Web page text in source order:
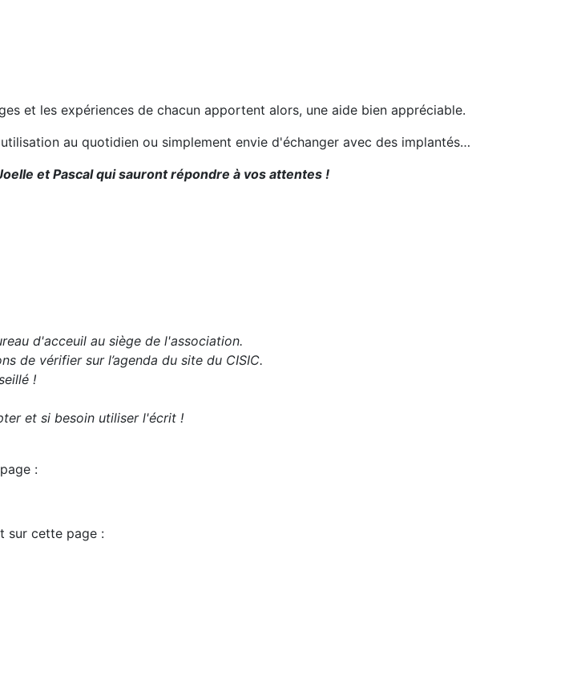
et les expériences de chacun apportent alors, une aide bien appréciable.
au quotidien ou simplement envie d'échanger avec des implantés…
et Pascal qui sauront répondre à vos attentes !
d'acceuil au siège de l'association.
de vérifier sur l’agenda du site du CISIC.
!
et si besoin utiliser l'écrit !
:
sur cette page :